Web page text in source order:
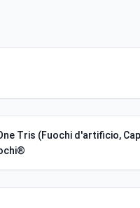
Tris (Fuochi d'artificio,